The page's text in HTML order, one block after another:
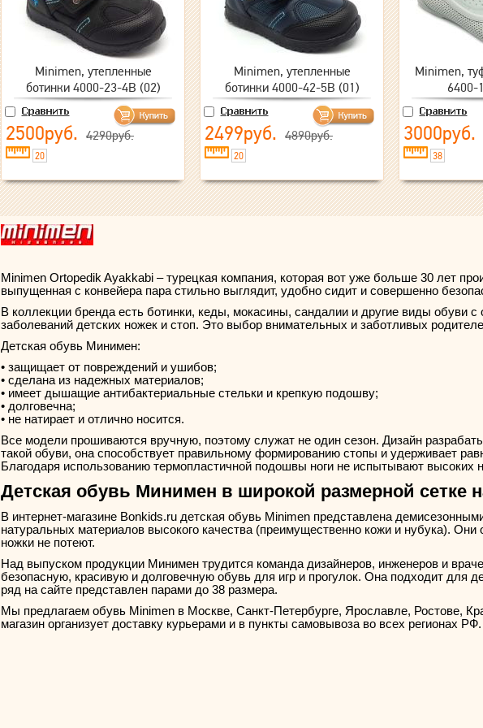
Minimen, утепленные
ботинки 4000-23-4B (02)
2500руб. 4290руб.
20
Minimen, утепленные
ботинки 4000-42-5B (01)
2499руб. 4890руб.
20
Minimen,
6400-
3000руб.
38
Minimen Ortopedik Ayakkabi – турецкая компания, которая вот уже больше 30 лет
выпущенная с конвейера пара стильно выглядит, удобно сидит и совершенно
В коллекции бренда есть ботинки, кеды, мокасины, сандалии и другие виды обуви
заболеваний детских ножек и стоп. Это выбор внимательных и заботливых
Детская обувь Минимен:
• защищает от повреждений и ушибов;
• сделана из надежных материалов;
• имеет дышащие антибактериальные стельки и крепкую подошву;
• долговечна;
• не натирает и отлично носится.
Все модели прошиваются вручную, поэтому служат не один сезон. Дизайн
такой обуви, она способствует правильному формированию стопы и удерживает
Благодаря использованию термопластичной подошвы ноги не испытывают высоких
Детская обувь Минимен в широкой размерной сетке
В интернет-магазине Bonkids.ru детская обувь Minimen представлена
натуральных материалов высокого качества (преимущественно кожи и нубука).
ножки не потеют.
Над выпуском продукции Минимен трудится команда дизайнеров, инженеров и
безопасную, красивую и долговечную обувь для игр и прогулок. Она подходит для
ряд на сайте представлен парами до 38 размера.
Мы предлагаем обувь Minimen в Москве, Санкт-Петербурге, Ярославле, Ростове,
магазин организует доставку курьерами и в пункты самовывоза во всех регионах РФ.